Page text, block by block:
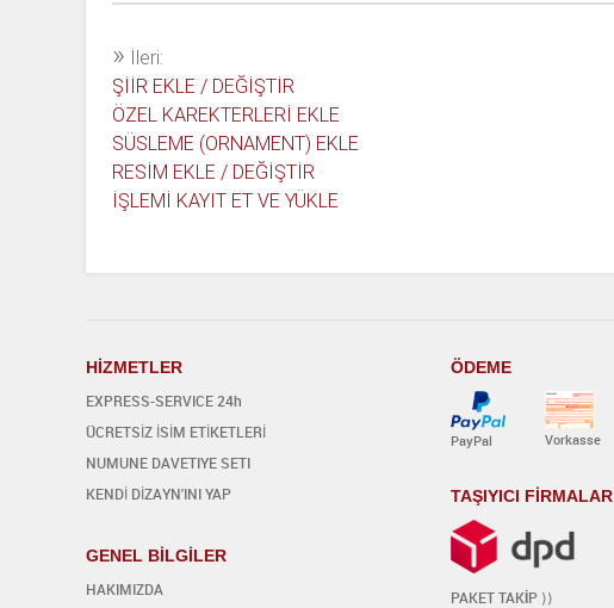
» İleri:
ŞİİR EKLE / DEĞİŞTİR
ÖZEL KAREKTERLERİ EKLE
SÜSLEME (ORNAMENT) EKLE
RESİM EKLE / DEĞİŞTİR
İŞLEMİ KAYIT ET VE YÜKLE
HİZMETLER
EXPRESS-SERVICE 24h
ÜCRETSİZ İSİM ETİKETLERİ
NUMUNE DAVETIYE SETI
KENDİ DİZAYN'INI YAP
GENEL BİLGİLER
HAKIMIZDA
ÖDEME
PayPal Vorkasse
TAŞIYICI FİRMALAR
PAKET TAKİP ⟩⟩